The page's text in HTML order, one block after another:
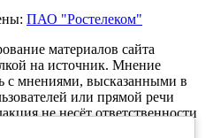
ПАО "Ростелеком"
материалов сайта
на источник. Мнение
с мнениями, высказанными в
или прямой речи
не несёт ответственности